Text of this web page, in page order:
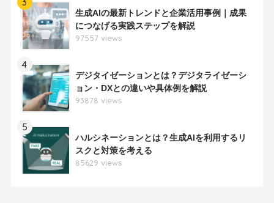
生成AIの最新トレンドと企業活用事例｜成果
につなげる実践ステップを解説
97557 views
4
デジタイゼーションとは？デジタライゼーシ
ョン・DXとの違いや具体例を解説
93878 views
5
ハルシネーションとは？生成AIを利用するリ
スクと対策を考える
85629 views